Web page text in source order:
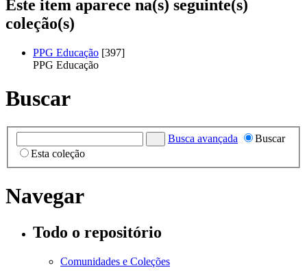
Este item aparece na(s) seguinte(s)
coleção(s)
PPG Educação [397]
PPG Educação
Buscar
Busca avançada
Buscar
Esta coleção
Navegar
Todo o repositório
Comunidades e Coleções